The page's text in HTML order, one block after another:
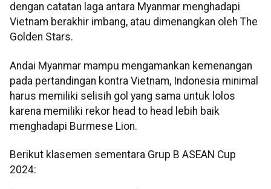
dengan catatan laga antara Myanmar menghadapi
Vietnam berakhir imbang, atau dimenangkan oleh The
Golden Stars.
Andai Myanmar mampu mengamankan kemenangan
pada pertandingan kontra Vietnam, Indonesia minimal
harus memiliki selisih gol yang sama untuk lolos
karena memiliki rekor head to head lebih baik
menghadapi Burmese Lion.
Berikut klasemen sementara Grup B ASEAN Cup
2024: